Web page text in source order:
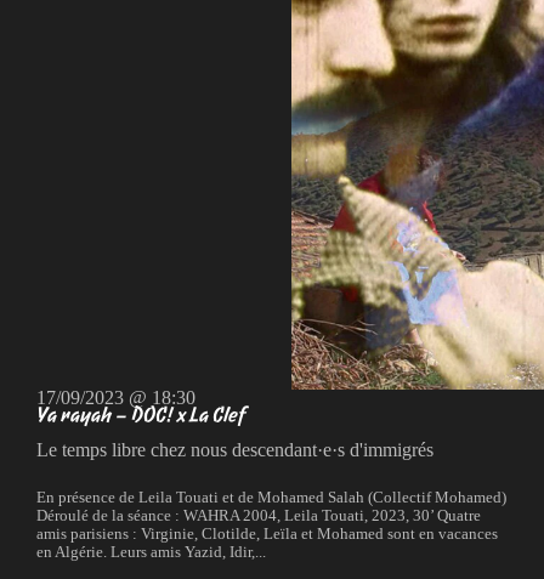
17/09/2023 @ 18:30
Ya rayah – DOC! x La Clef
Le temps libre chez nous descendant·e·s d'immigrés
En présence de Leila Touati et de Mohamed Salah (Collectif Mohamed)
Déroulé de la séance : WAHRA 2004, Leila Touati, 2023, 30’ Quatre
amis parisiens : Virginie, Clotilde, Leïla et Mohamed sont en vacances
en Algérie. Leurs amis Yazid, Idir,...